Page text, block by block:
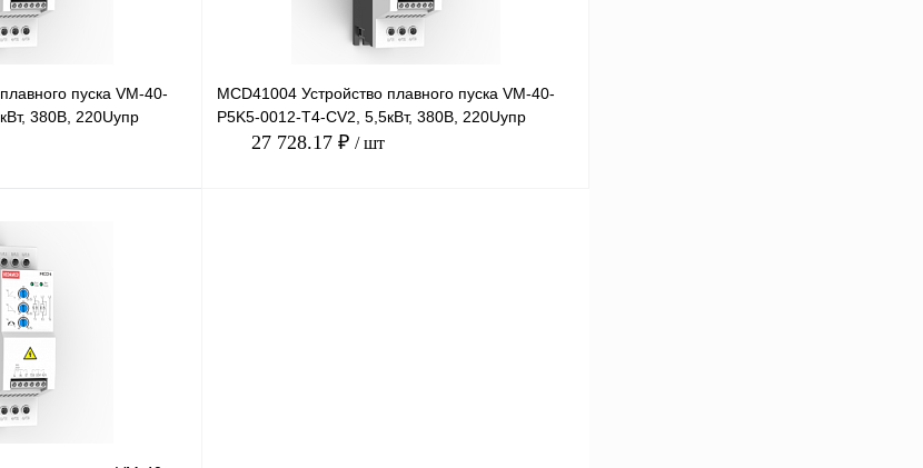
пуска VM-40-
380В, 220Uупр
Сравнение
Под заказ
MCD41004 Устройство плавного пуска VM-40-
P5K5-0012-T4-CV2, 5,5кВт, 380В, 220Uупр
27 728.17 ₽ / шт